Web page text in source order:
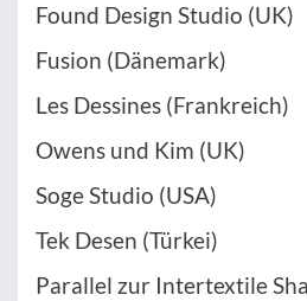
Found Design Studio (UK)
Fusion (Dänemark)
Les Dessines (Frankreich)
Owens und Kim (UK)
Soge Studio (USA)
Tek Desen (Türkei)
Parallel zur Intertextile